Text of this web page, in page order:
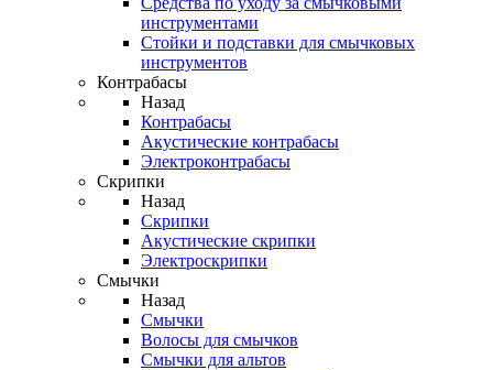
инструментами
Стойки и подставки для смычковых
инструментов
Контрабасы
Назад
Контрабасы
Акустические контрабасы
Электроконтрабасы
Скрипки
Назад
Скрипки
Акустические скрипки
Электроскрипки
Смычки
Назад
Смычки
Волосы для смычков
Смычки для альтов